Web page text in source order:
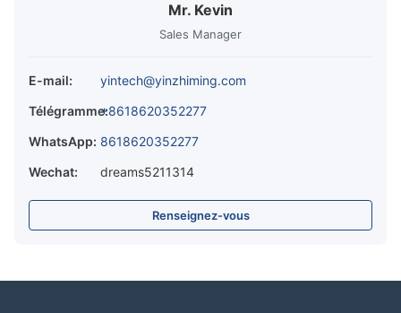
Mr. Kevin
Sales Manager
E-mail:
yintech@yinzhiming.com
Télégramme:+8618620352277
WhatsApp: 8618620352277
Wechat:
dreams5211314
Renseignez-vous